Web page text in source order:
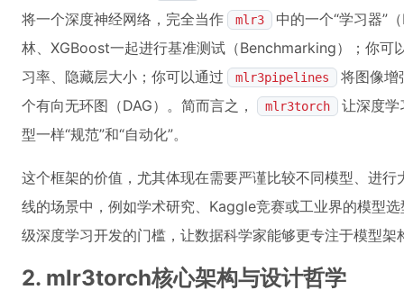
将一个深度神经网络，完全当作
mlr3
中的一个“学习器”
林、XGBoost一起进行基准测试（Benchmarking）；你可
习率、隐藏层大小；你可以通过
mlr3pipelines
将图像增
个有向无环图（DAG）。简而言之，
mlr3torch
让深度学
型一样“规范”和“自动化”。
这个框架的价值，尤其体现在需要严谨比较不同模型、进
线的场景中，例如学术研究、Kaggle竞赛或工业界的模型
级深度学习开发的门槛，让数据科学家能够更专注于模型
2. mlr3torch核心架构与设计哲学